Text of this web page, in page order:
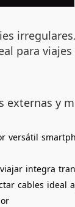
para
externas y
versátil
viajar integra
cables ideal